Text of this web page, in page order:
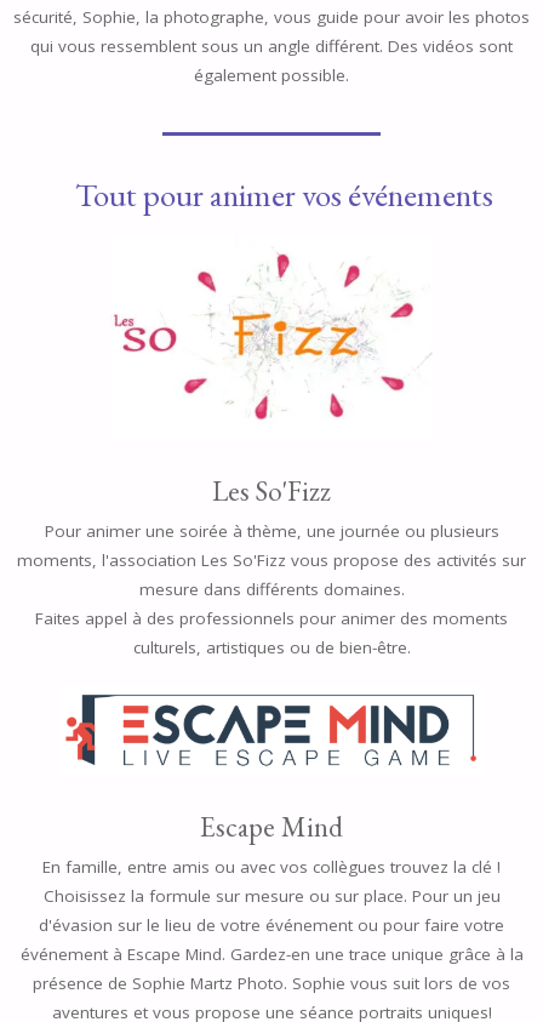
sécurité, Sophie, la photographe, vous guide pour avoir les photos
qui vous ressemblent sous un angle différent. Des vidéos sont
également possible.
Tout pour animer vos événements
Les So'Fizz
Pour animer une soirée à thème, une journée ou plusieurs
moments, l'association Les So'Fizz vous propose des activités sur
mesure dans différents domaines.
Faites appel à des professionnels pour animer des moments
culturels, artistiques ou de bien-être.
Escape Mind
En famille, entre amis ou avec vos collègues trouvez la clé !
Choisissez la formule sur mesure ou sur place. Pour un jeu
d'évasion sur le lieu de votre événement ou pour faire votre
événement à Escape Mind. Gardez-en une trace unique grâce à la
présence de Sophie Martz Photo. Sophie vous suit lors de vos
aventures et vous propose une séance portraits uniques!